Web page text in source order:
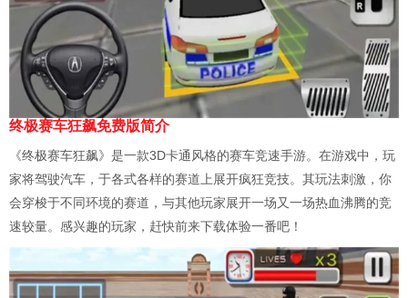
终极赛车狂飙免费版简介
《终极赛车狂飙》是一款3D卡通风格的赛车竞速手游。在游戏中，玩
家将驾驶汽车，于各式各样的赛道上展开疯狂竞技。其玩法刺激，你
会穿梭于不同环境的赛道，与其他玩家展开一场又一场热血沸腾的竞
速较量。感兴趣的玩家，赶快前来下载体验一番吧！